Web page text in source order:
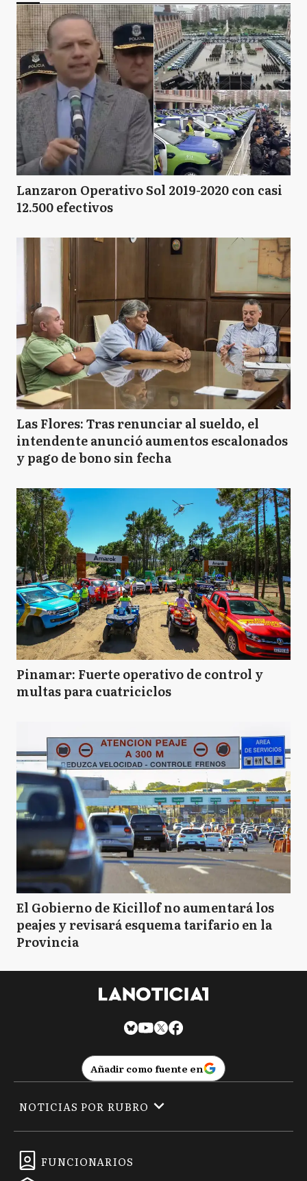
Lanzaron Operativo Sol 2019-2020 con casi
12.500 efectivos
Las Flores: Tras renunciar al sueldo, el
intendente anunció aumentos escalonados
y pago de bono sin fecha
Pinamar: Fuerte operativo de control y
multas para cuatriciclos
El Gobierno de Kicillof no aumentará los
peajes y revisará esquema tarifario en la
Provincia
Añadir como fuente en
FUNCIONARIOS
NOTICIAS POR RUBRO